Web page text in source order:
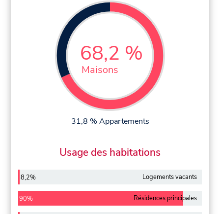
68,2 %
Maisons
31,8 % Appartements
Usage des habitations
8,2% Logements vacants
90% Résidences principales